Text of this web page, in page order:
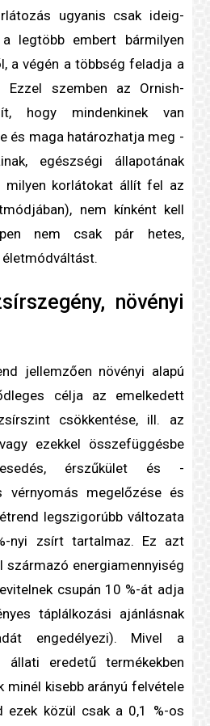
ugyanis csak ideig-
legtöbb embert bármilyen
a végén a többség feladja a
Ezzel szemben az Ornish-
hogy mindenkinek van
és maga határozhatja meg -
egészségi állapotának
milyen korlátokat állít fel az
nem kínként kell
nem csak pár hetes,
életmódváltást.
növényi
jellemzően növényi alapú
célja az emelkedett
szint csökkentése, ill. az
ezekkel összefüggésbe
, érszűkület és -
vérnyomás megelőzése és
legszigorúbb változata
nyi zsírt tartalmaz. Ez azt
származó energiamennyiség
csupán 10 %-át adja
táplálkozási ajánlásnak
engedélyezi). Mivel a
eredetű termékekben
minél kisebb arányú felvétele
ezek közül csak a 0,1 %-os